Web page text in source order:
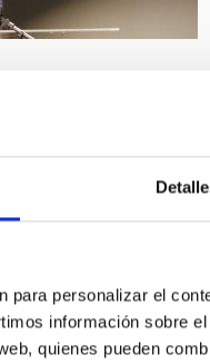
para personalizar el
información sobre
quienes pueden
Mora (IAC).